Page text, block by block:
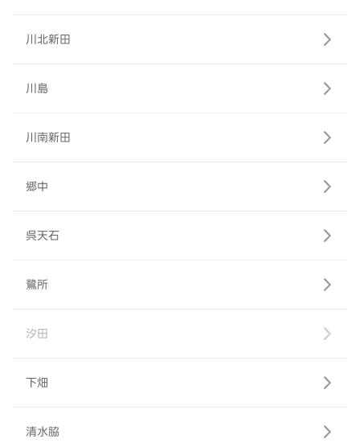
川北新田
川島
川南新田
郷中
呉天石
鷺所
汐田
下畑
清水脇